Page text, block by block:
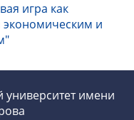
игра как
и
университет имени